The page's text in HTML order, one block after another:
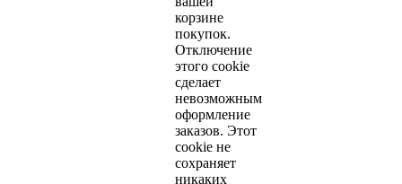
корзине
покупок.
Отключение
этого cookie
сделает
невозможным
оформление
заказов. Этот
cookie не
сохраняет
никаких